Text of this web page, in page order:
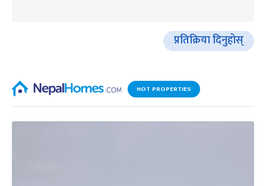
प्रतिक्रिया दिनुहोस्
HOT PROPERTIES